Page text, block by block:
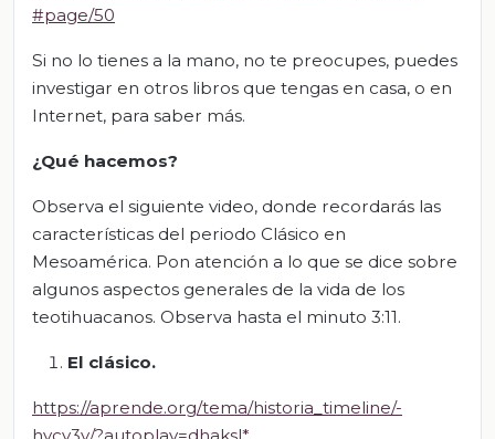
#page/50
Si no lo tienes a la mano, no te preocupes, puedes
investigar en otros libros que tengas en casa, o en
Internet, para saber más.
¿Qué hacemos?
Observa el siguiente video, donde recordarás las
características del periodo Clásico en
Mesoamérica. Pon atención a lo que se dice sobre
algunos aspectos generales de la vida de los
teotihuacanos. Observa hasta el minuto 3:11.
El clásico.
https://aprende.org/tema/historia_timeline/-